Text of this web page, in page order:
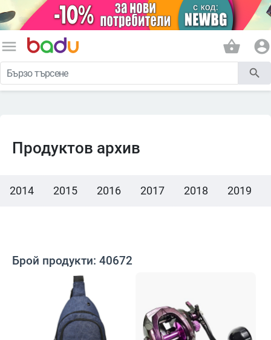
menu shopping_basket account_circle
search
Продуктов архив
2014 2015 2016 2017 2018 2019
Брой продукти: 40672